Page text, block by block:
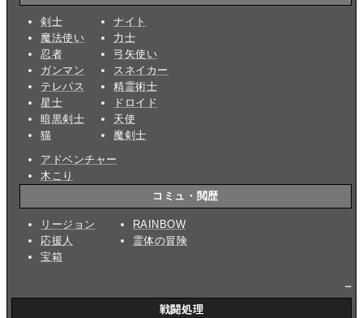
剣士
魔法使い
忍者
ガンマン
テレパス
星士
暗黒剣士
猫
ナイト
力士
弓矢使い
スネイカー
精霊術士
ドロイド
天使
魔剣士
アドベンチャー
木こり
コミュ・閲歴
リージョン
応援人
宝箱
RAINBOW
霊体の冒険
戦闘処理